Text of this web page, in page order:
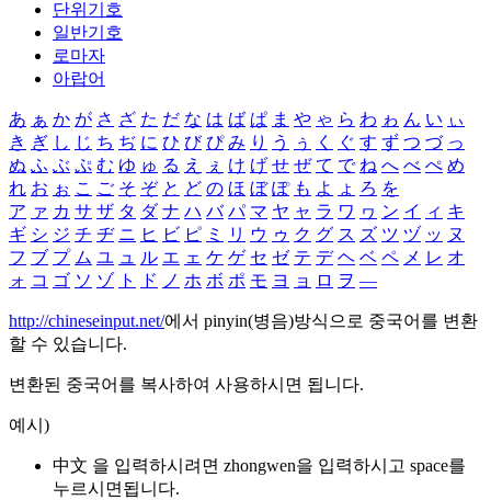
단위기호
일반기호
로마자
아랍어
あ ぁ か が さ ざ た だ な は ば ぱ ま や ゃ ら わ ゎ ん い ぃ
き ぎ し じ ち ぢ に ひ び ぴ み り う ぅ く ぐ す ず つ づ っ
ぬ ふ ぶ ぷ む ゆ ゅ る え ぇ け げ せ ぜ て で ね へ べ ぺ め
れ お ぉ こ ご そ ぞ と ど の ほ ぼ ぽ も よ ょ ろ を
ア ァ カ サ ザ タ ダ ナ ハ バ パ マ ヤ ャ ラ ワ ヮ ン イ ィ キ
ギ シ ジ チ ヂ ニ ヒ ビ ピ ミ リ ウ ゥ ク グ ス ズ ツ ヅ ッ ヌ
フ ブ プ ム ユ ュ ル エ ェ ケ ゲ セ ゼ テ デ ヘ ベ ペ メ レ オ
ォ コ ゴ ソ ゾ ト ド ノ ホ ボ ポ モ ヨ ョ ロ ヲ ―
http://chineseinput.net/에서 pinyin(병음)방식으로 중국어를 변환
할 수 있습니다.
변환된 중국어를 복사하여 사용하시면 됩니다.
예시)
中文 을 입력하시려면 zhongwen을 입력하시고 space를
누르시면됩니다.